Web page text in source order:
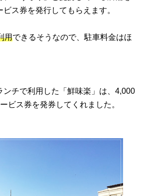
ス券を発行してもらえます。
用できるそうなので、駐車料金はほ
ンチで利用した「鮮味楽」は、4,000
ビス券を発券してくれました。